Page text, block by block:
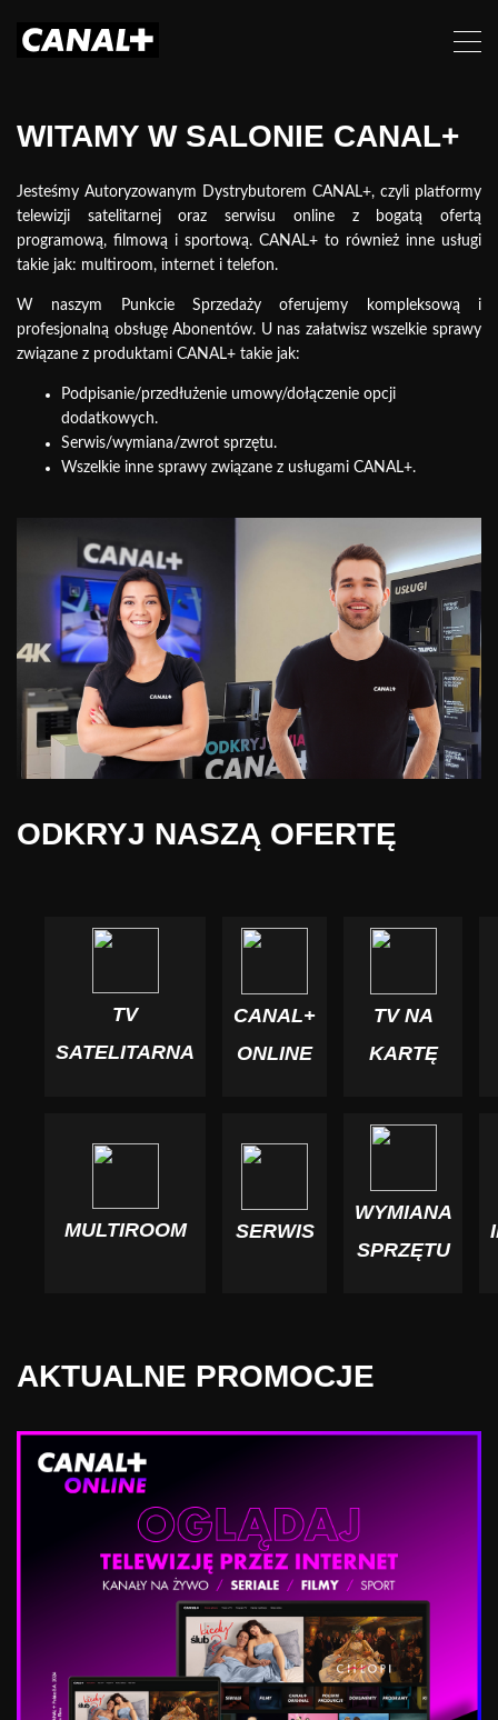
WITAMY W SALONIE CANAL+
Jesteśmy Autoryzowanym Dystrybutorem CANAL+, czyli platformy
telewizji satelitarnej oraz serwisu online z bogatą ofertą
programową, filmową i sportową. CANAL+ to również inne usługi
takie jak: multiroom, internet i telefon.
W naszym Punkcie Sprzedaży oferujemy kompleksową i
profesjonalną obsługę Abonentów. U nas załatwisz wszelkie sprawy
związane z produktami CANAL+ takie jak:
Podpisanie/przedłużenie umowy/dołączenie opcji
dodatkowych.
Serwis/wymiana/zwrot sprzętu.
Wszelkie inne sprawy związane z usługami CANAL+.
ODKRYJ NASZĄ OFERTĘ
TV
SATELITARNA
CANAL+
ONLINE
TV NA
KARTĘ
MULTIROOM SERWIS
WYMIANA
SPRZĘTU
AKTUALNE PROMOCJE